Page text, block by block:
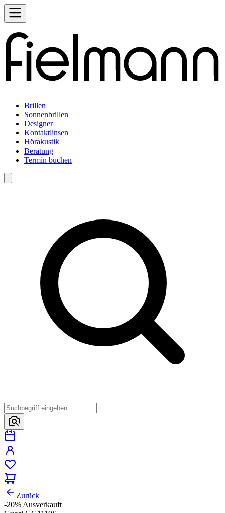
Brillen
Sonnenbrillen
Designer
Kontaktlinsen
Hörakustik
Beratung
Termin buchen
Zurück
-20%Ausverkauft